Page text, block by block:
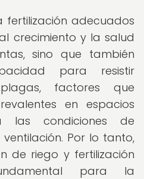
fertilización adecuados
crecimiento y la salud
sino que también
para resistir
factores que
en espacios
las condiciones de
Por lo tanto,
de riego y fertilización
para la